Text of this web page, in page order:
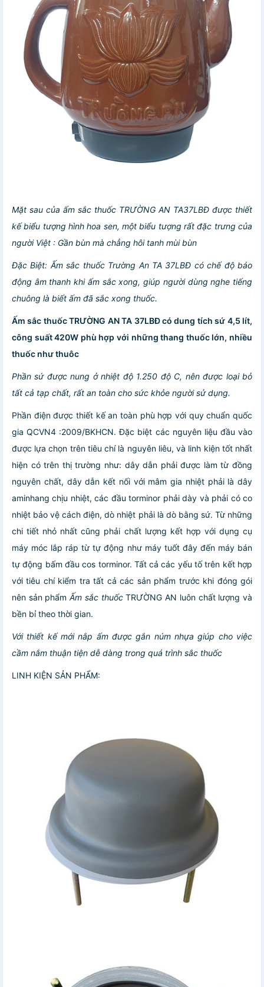
Mặt sau của ấm sắc thuốc TRƯỜNG AN TA37LBĐ được thiết
kế biểu tượng hình hoa sen, một biểu tượng rất đặc trưng của
người Việt : Gần bùn mà chẳng hôi tanh mùi bùn
Đặc Biệt: Ấm sắc thuốc Trường An TA 37LBĐ có chế độ báo
động âm thanh khi ấm sắc xong, giúp người dùng nghe tiếng
chuông là biết ấm đã sắc xong thuốc.
Ấm sắc thuốc TRƯỜNG AN TA 37LBĐ có dung tích sứ 4,5 lít,
công suất 420W phù hợp với những thang thuốc lớn, nhiều
thuốc như thuôc
Phần sứ được nung ở nhiệt độ 1.250 độ C, nên được loại bỏ
tất cả tạp chất, rất an toàn cho sức khỏe người sử dụng.
Phần điện được thiết kế an toàn phù hợp với quy chuẩn quốc
gia QCVN4 :2009/BKHCN. Đặc biệt các nguyên liệu đầu vào
được lựa chọn trên tiêu chí là nguyên liêu, và linh kiện tốt nhất
hiện có trên thị trường như: dây dẫn phải được làm từ đồng
nguyên chất, dây dẫn kết nối với mâm gia nhiệt phải là dây
aminhang chịu nhiệt, các đầu torminor phải dày và phải có co
nhiệt bảo vệ cách điện, dò nhiệt phải là dò bằng sứ. Từ những
chi tiết nhỏ nhất cũng phải chất lượng kết hợp với dụng cụ
máy móc lắp ráp từ tự động như máy tuốt đây đến máy bán
tự động bấm đầu cos torminor. Tất cả các yếu tố trên kết hợp
với tiêu chí kiểm tra tất cả các sản phẩm trước khi đóng gói
nên sản phẩmẤm sắc thuốcTRƯỜNG AN luôn chất lượng và
bền bỉ theo thời gian.
Với thiết kế mới nắp ấm được gắn núm nhựa giúp cho việc
cầm nắm thuận tiện dễ dàng trong quá trình sắc thuốc
LINH KIỆN SẢN PHẨM: